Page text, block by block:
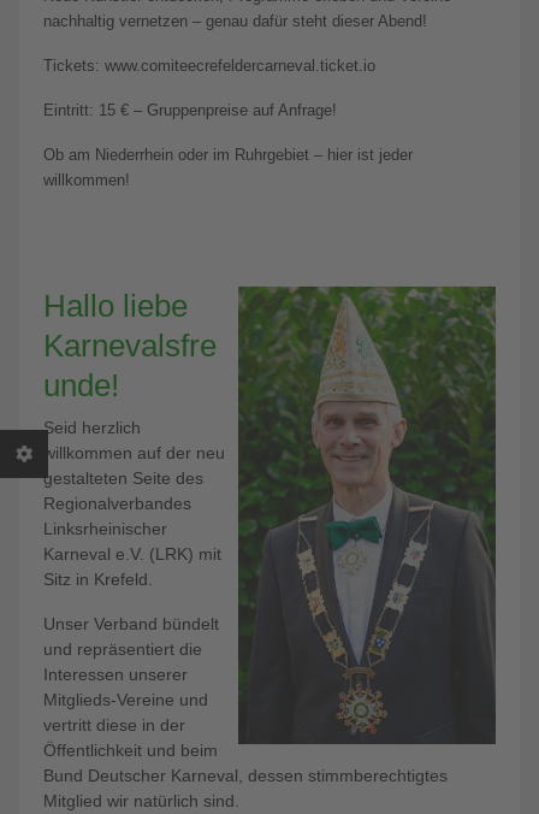
nachhaltig vernetzen – genau dafür steht dieser Abend!
Tickets: www.comiteecrefeldercarneval.ticket.io
Eintritt: 15 € – Gruppenpreise auf Anfrage!
Ob am Niederrhein oder im Ruhrgebiet – hier ist jeder
willkommen!
Hallo liebe
Karnevalsfre
unde!
Seid herzlich
willkommen auf der neu
gestalteten Seite des
Regionalverbandes
Linksrheinischer
Karneval e.V. (LRK) mit
Sitz in Krefeld.
Unser Verband bündelt
und repräsentiert die
Interessen unserer
Mitglieds-Vereine und
vertritt diese in der
Öffentlichkeit und beim
Bund Deutscher Karneval, dessen stimmberechtigtes
Mitglied wir natürlich sind.